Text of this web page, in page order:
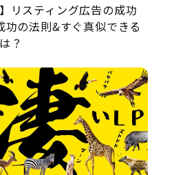
リスティング広告の成功
功の法則&すぐ真似できる
？